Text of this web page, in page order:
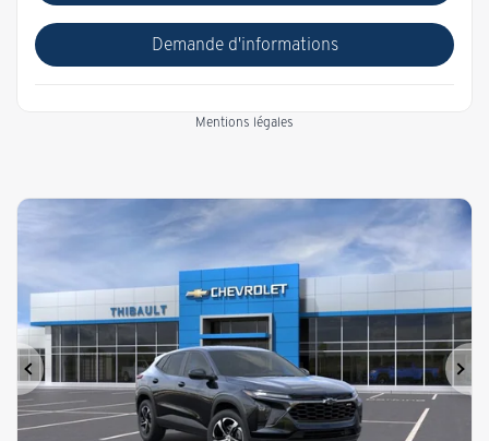
Demande d'informations
Mentions légales
Précédent